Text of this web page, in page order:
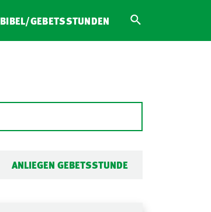
BIBEL/GEBETSSTUNDEN
ANLIEGEN GEBETSSTUNDE